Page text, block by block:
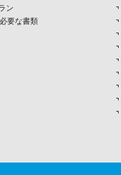
ン
要な書類